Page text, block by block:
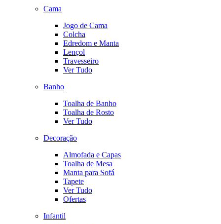
Cama
Jogo de Cama
Colcha
Edredom e Manta
Lençol
Travesseiro
Ver Tudo
Banho
Toalha de Banho
Toalha de Rosto
Ver Tudo
Decoração
Almofada e Capas
Toalha de Mesa
Manta para Sofá
Tapete
Ver Tudo
Ofertas
Infantil